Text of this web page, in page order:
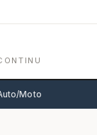
Moto